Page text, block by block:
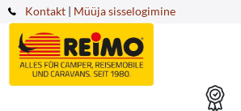
Kontakt | Müüja sisselogimine